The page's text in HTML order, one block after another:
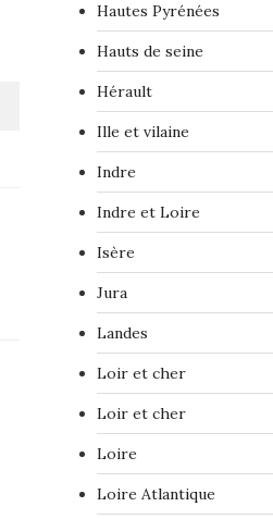
Hautes Pyrénées
Hauts de seine
Hérault
Ille et vilaine
Indre
Indre et Loire
Isère
Jura
Landes
Loir et cher
Loir et cher
Loire
Loire Atlantique